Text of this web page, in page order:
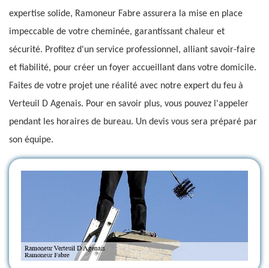
expertise solide, Ramoneur Fabre assurera la mise en place
impeccable de votre cheminée, garantissant chaleur et
sécurité. Profitez d'un service professionnel, alliant savoir-faire
et fiabilité, pour créer un foyer accueillant dans votre domicile.
Faites de votre projet une réalité avec notre expert du feu à
Verteuil D Agenais. Pour en savoir plus, vous pouvez l'appeler
pendant les horaires de bureau. Un devis vous sera préparé par
son équipe.